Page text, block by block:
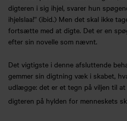
digteren i sig ihjel, svarer hun
ihjelslaa!“ (ibid.) Men det skal ikke
fortsætte med at digte. Det er en
efter sin novelle som nævnt.
Det vigtigste i denne afsluttende
gemmer sin digtning væk i skabet,
udlægge: det er et tegn på viljen til
digteren på hylden for menneskets
Køb årskort